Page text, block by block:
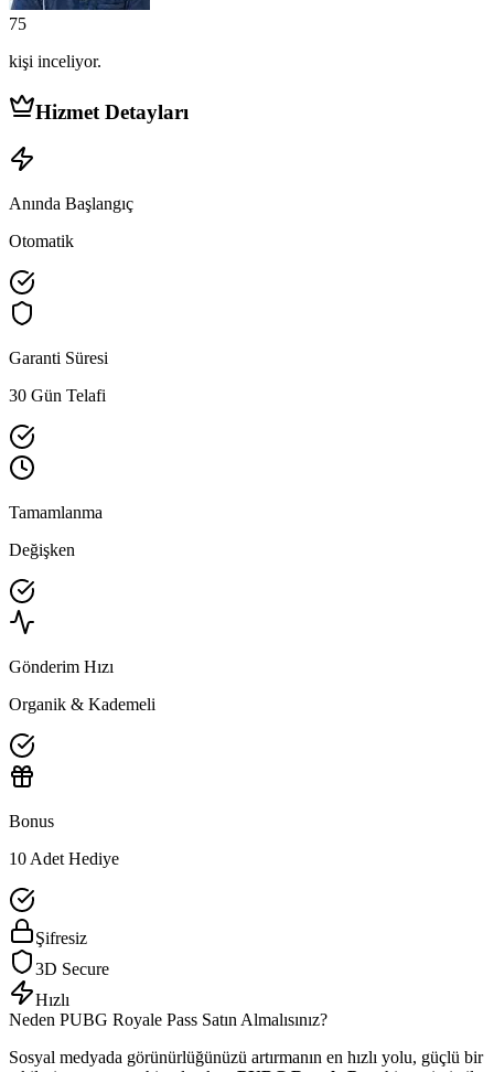
75
kişi inceliyor.
Hizmet Detayları
Anında Başlangıç
Otomatik
Garanti Süresi
30 Gün Telafi
Tamamlanma
Değişken
Gönderim Hızı
Organik & Kademeli
Bonus
10 Adet Hediye
Şifresiz
3D Secure
Hızlı
Neden PUBG Royale Pass Satın Almalısınız?
Sosyal medyada görünürlüğünüzü artırmanın en hızlı yolu, güçlü bir